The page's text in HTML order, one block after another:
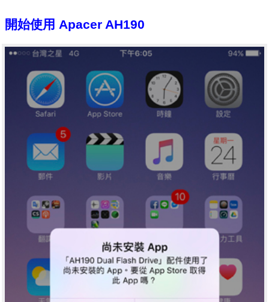
開始使用 Apacer AH190